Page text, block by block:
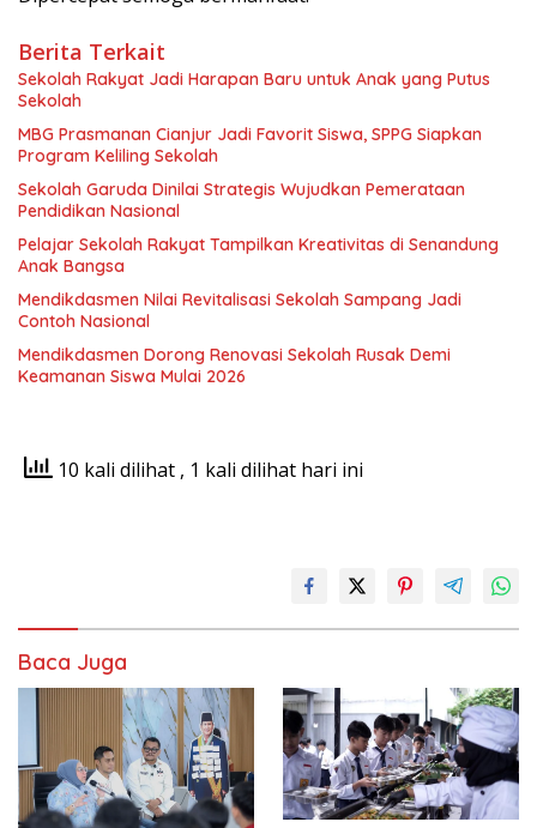
Berita Terkait
Sekolah Rakyat Jadi Harapan Baru untuk Anak yang Putus
Sekolah
MBG Prasmanan Cianjur Jadi Favorit Siswa, SPPG Siapkan
Program Keliling Sekolah
Sekolah Garuda Dinilai Strategis Wujudkan Pemerataan
Pendidikan Nasional
Pelajar Sekolah Rakyat Tampilkan Kreativitas di Senandung
Anak Bangsa
Mendikdasmen Nilai Revitalisasi Sekolah Sampang Jadi
Contoh Nasional
Mendikdasmen Dorong Renovasi Sekolah Rusak Demi
Keamanan Siswa Mulai 2026
10 kali dilihat , 1 kali dilihat hari ini
Baca Juga